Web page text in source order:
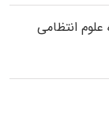
انتظامی